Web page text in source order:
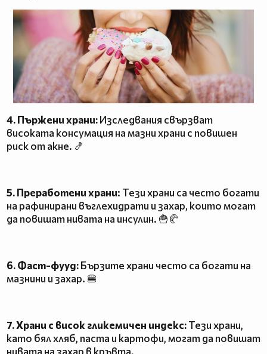
4. Пържени храни:Изследвания свързват
високата консумация на мазни храни с повишен
риск от акне. 🍤
5. Преработени храни: Тези храни са често богати
на рафинирани въглехидрати и захар, които могат
да повишат нивата на инсулин. 🍟🥐
6. Фаст-фууд:Бързите храни често са богати на
мазнини и захар. 🍔
7. Храни с висок гликемичен индекс:Тези храни,
като бял хляб, паста и картофи, могат да повишат
нивата на захар в кръвта.